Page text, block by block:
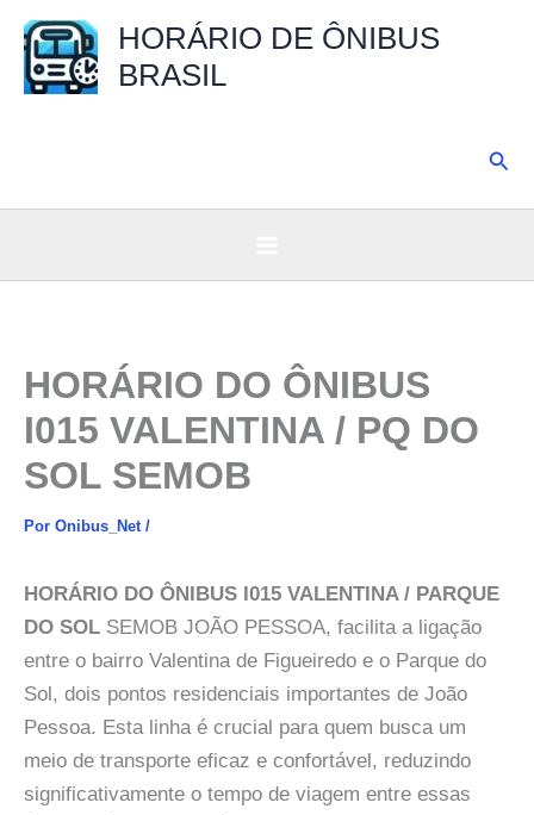
para
HORÁRIO DE ÔNIBUS
BRASIL
HORÁRIO DO ÔNIBUS
I015 VALENTINA / PQ DO
SOL SEMOB
Por Onibus_Net /
HORÁRIO DO ÔNIBUS I015 VALENTINA / PARQUE
DO SOL SEMOB JOÃO PESSOA, facilita a ligação
entre o bairro Valentina de Figueiredo e o Parque do
Sol, dois pontos residenciais importantes de João
Pessoa. Esta linha é crucial para quem busca um
meio de transporte eficaz e confortável, reduzindo
significativamente o tempo de viagem entre essas